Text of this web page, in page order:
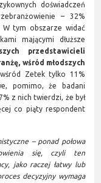
doświadczeń
– 32%
W tym obszarze widać
mającymi dłuższe
przedstawicieli
wśród młodszych
Zetek tylko 11%
pomimo, że badani
z nich twierdzi, że był
co piąty respondent
– ponad połowa
się, czyli ten
jako raczej łatwy lub
decyzyjny wymaga